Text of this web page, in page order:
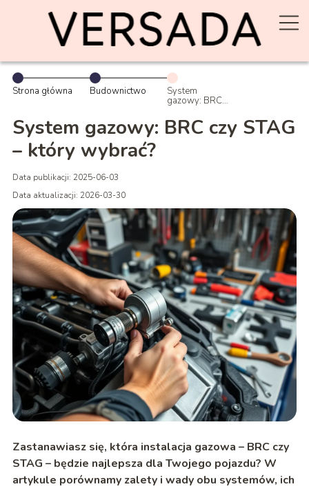
Strona główna Budownictwo System
gazowy: BRC
który wybrać?
System gazowy: BRC czy STAG
– który wybrać?
Data publikacji: 2025-06-03
Data aktualizacji: 2026-03-30
Zastanawiasz się, która instalacja gazowa – BRC czy
STAG – będzie najlepsza dla Twojego pojazdu? W
artykule porównamy zalety i wady obu systemów, ich